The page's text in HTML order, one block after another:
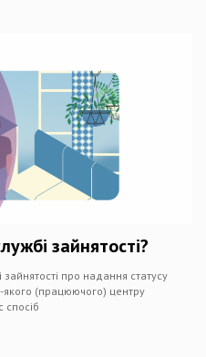
зайнятості?
про надання статусу
(працюючого) центру
спосіб